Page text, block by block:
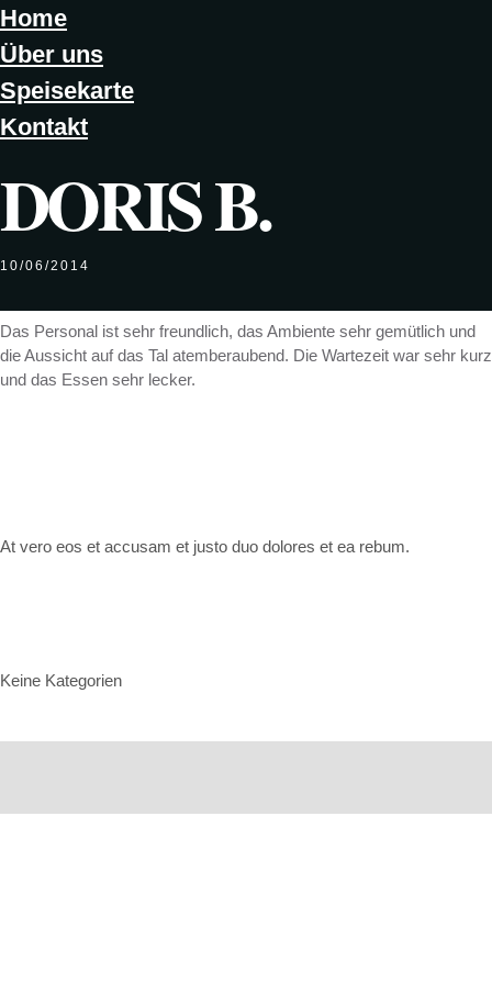
Home
Über uns
Speisekarte
Kontakt
DORIS B.
10/06/2014
Das Personal ist sehr freundlich, das Ambiente sehr gemütlich und
die Aussicht auf das Tal atemberaubend. Die Wartezeit war sehr kurz
und das Essen sehr lecker.
At vero eos et accusam et justo duo dolores et ea rebum.
Keine Kategorien